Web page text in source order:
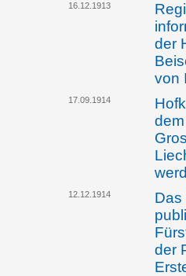
16.12.1913
der
von
17.09.1914
12.12.1914
Das
der